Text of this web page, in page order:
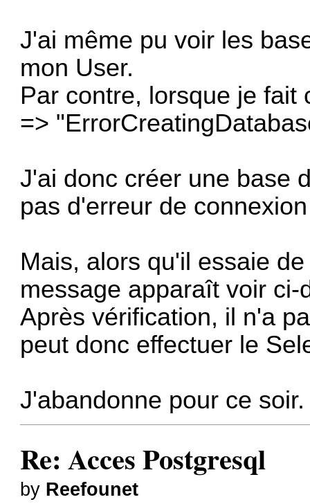
J'ai même pu voir les
mon User.
Par contre, lorsque je fait
=>
J'ai donc créer une base
pas d'erreur de
Mais, alors qu'il essaie
message apparaît voir ci-
Après vérification, il n'a
peut donc effectuer le
J'abandonne pour ce soir.
Re: Acces Postgresql
by Reefounet